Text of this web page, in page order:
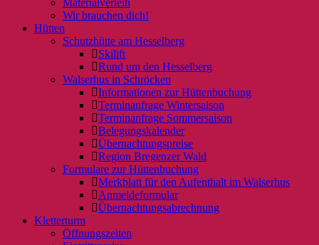
Materialverleih
Wir brauchen dich!
Hütten
Schutzhütte am Hesselberg
Skilift
Rund um den Hesselberg
Walserhus in Schröcken
Informationen zur Hüttenbuchung
Terminanfrage Wintersaison
Terminanfrage Sommersaison
Belegungskalender
Übernachtungspreise
Region Bregenzer Wald
Formulare zur Hüttenbuchung
Merkblatt für den Aufenthalt im Walserhus
Anmeldeformular
Übernachtungsabrechnung
Kletterturm
Öffnungszeiten